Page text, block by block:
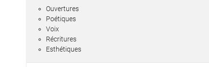
Ouvertures
Poétiques
Voix
Récritures
Esthétiques